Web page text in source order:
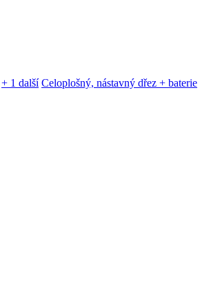
+ 1 další Celoplošný, nástavný dřez + baterie